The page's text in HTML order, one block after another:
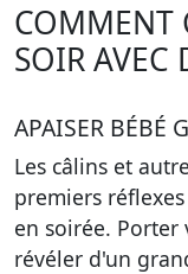
COMMENT
SOIR AVEC
APAISER BÉBÉ
Les câlins et
premiers
en soirée. Porter
révéler d'un